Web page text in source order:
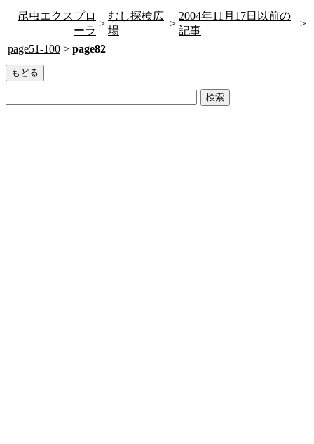
昆虫エクスプロ
ーラ
>
むし探検広
場
>
2004年11月17日以前の
記事
>
page51-100 > page82